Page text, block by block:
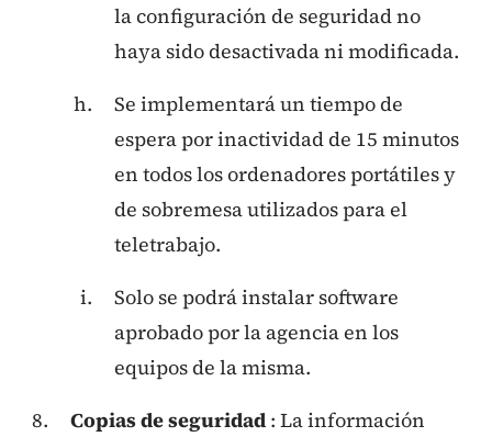
la configuración de seguridad no
haya sido desactivada ni modificada.
Se implementará un tiempo de
espera por inactividad de 15 minutos
en todos los ordenadores portátiles y
de sobremesa utilizados para el
teletrabajo.
Solo se podrá instalar software
aprobado por la agencia en los
equipos de la misma.
Copias de seguridad : La información